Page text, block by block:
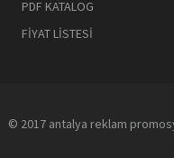
PDF KATALOG
FİYAT LİSTESİ
© 2017 antalya reklam